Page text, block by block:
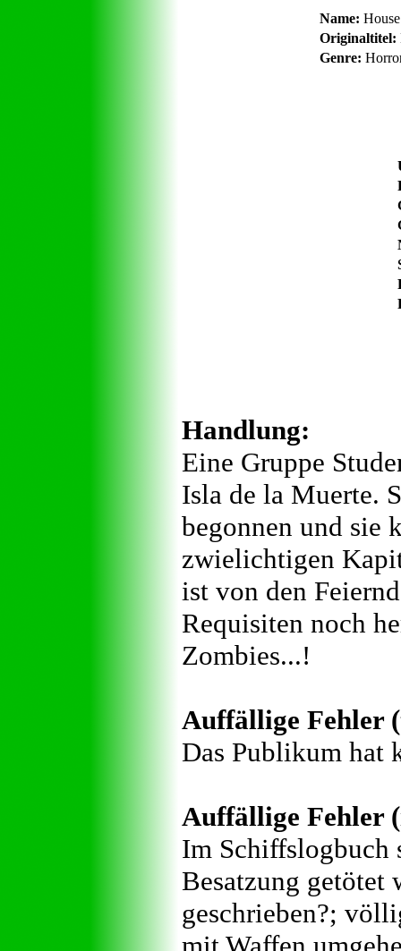
Name:
Originaltitel:
Genre:
Handlung:
Eine Gruppe
Isla de la Muerte.
begonnen und sie
zwielichtigen
ist von den
Requisiten noch
Zombies...!
Auffällige Fehler
Das Publikum hat
Auffällige Fehler
Im Schiffslogbuch
Besatzung getötet
geschrieben?;